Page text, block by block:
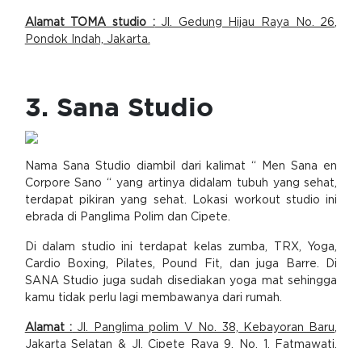
Alamat TOMA studio :Jl. Gedung Hijau Raya No. 26,
Pondok Indah, Jakarta.
3. Sana Studio
Nama Sana Studio diambil dari kalimat “ Men Sana en
Corpore Sano “ yang artinya didalam tubuh yang sehat,
terdapat pikiran yang sehat. Lokasi workout studio ini
ebrada di Panglima Polim dan Cipete.
Di dalam studio ini terdapat kelas zumba, TRX, Yoga,
Cardio Boxing, Pilates, Pound Fit, dan juga Barre. Di
SANA Studio juga sudah disediakan yoga mat sehingga
kamu tidak perlu lagi membawanya dari rumah.
Alamat : Jl. Panglima polim V No. 38, Kebayoran Baru,
Jakarta Selatan & Jl. Cipete Raya 9, No. 1, Fatmawati,